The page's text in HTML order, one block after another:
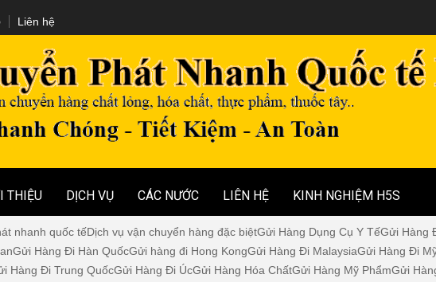
Liên hệ
THIỆU DỊCH VỤ CÁC NƯỚC LIÊN HỆ KINH NGHIỆM H5S
nhanh quốc tếDịch vụ vận chuyển hàng đặc biệtGửi Hàng Dụng Cụ Y TếGửi Hàng
Gửi Hàng Đi Hàn QuốcGửi hàng đi Hong KongGửi Hàng Đi MalaysiaGửi Hàng Đi
Hàng Đi Trung QuốcGửi Hàng Đi ÚcGửi Hàng Hóa ChấtGửi Hàng Mỹ PhẩmGửi